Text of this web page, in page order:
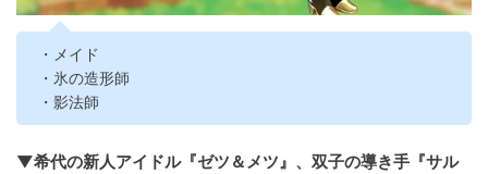
・メイド
・氷の造形師
・影法師
▼希代の新人アイドル『ゼツ＆メツ』、双子の導き手『サル